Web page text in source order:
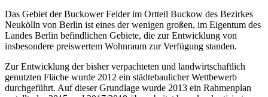
Das Gebiet der Buckower Felder im Ortteil Buckow des Bezirkes
Neukölln von Berlin ist eines der wenigen großen, im Eigentum des
Landes Berlin befindlichen Gebiete, die zur Entwicklung von
insbesondere preiswertem Wohnraum zur Verfügung standen.
Zur Entwicklung der bisher verpachteten und landwirtschaftlich
genutzten Fläche wurde 2012 ein städtebaulicher Wettbewerb
durchgeführt. Auf dieser Grundlage wurde 2013 ein Rahmen­­­plan